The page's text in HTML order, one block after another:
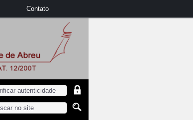
Contato